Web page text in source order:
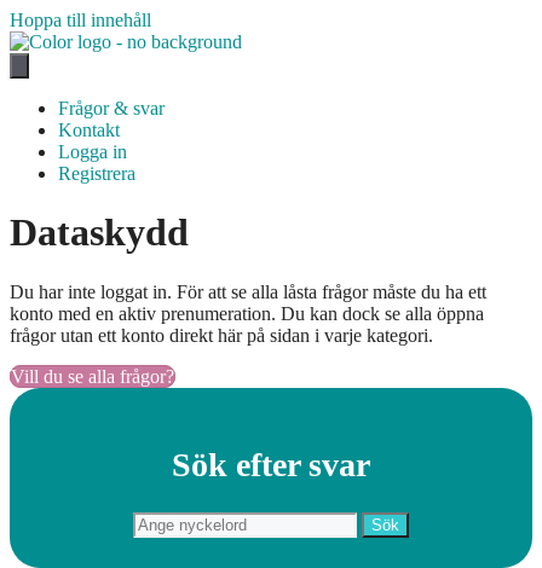
Hoppa till innehåll
Frågor & svar
Kontakt
Logga in
Registrera
Dataskydd
Du har inte loggat in. För att se alla låsta frågor måste du ha ett
konto med en aktiv prenumeration. Du kan dock se alla öppna
frågor utan ett konto direkt här på sidan i varje kategori.
Vill du se alla frågor?
Sök efter svar